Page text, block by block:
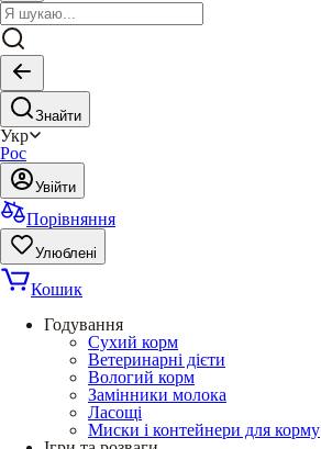
Знайти
Укр
Рос
Увійти
Порівняння
Улюблені
Кошик
Годування
Сухий корм
Ветеринарні дієти
Вологий корм
Замінники молока
Ласощі
Миски і контейнери для корму